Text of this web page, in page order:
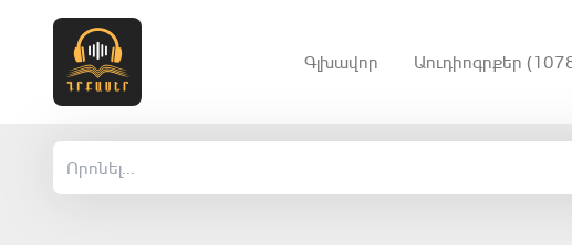
Գլխավոր Աուդիոգրքեր